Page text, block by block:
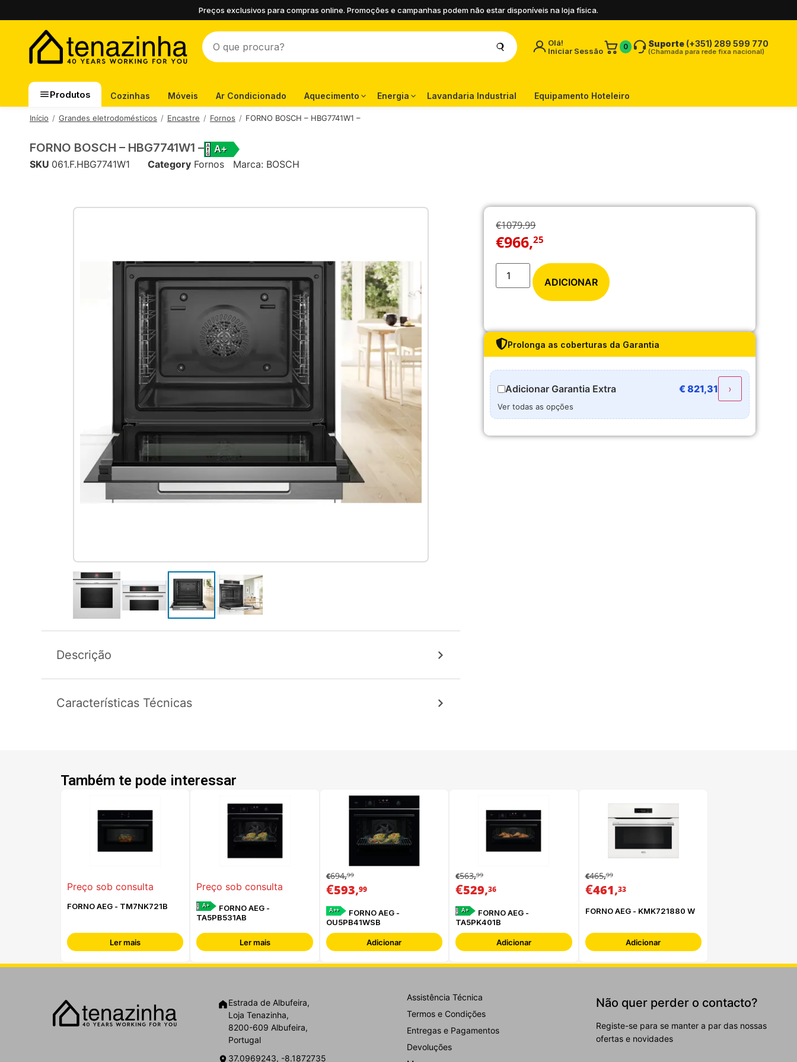
Preços exclusivos para compras online. Promoções e campanhas podem não estar disponíveis na loja física.
Olá!
Iniciar Sessão
0 Suporte (+351) 289 599 770
(Chamada para rede fixa nacional)
Produtos Cozinhas Móveis Ar Condicionado Aquecimento Energia Lavandaria Industrial Equipamento Hoteleiro
Início Grandes eletrodomésticos Encastre Fornos FORNO BOSCH – HBG7741W1 –
FORNO BOSCH – HBG7741W1 – A+
SKU 061.F.HBG7741W1 Category Fornos Marca: BOSCH
Descrição
Características Técnicas
€1079.99
€966,25
ADICIONAR
Prolonga as coberturas da Garantia
Adicionar Garantia Extra € 821,31 ›
Ver todas as opções
Também te pode interessar
Preço sob consulta
FORNO AEG - TM7NK721B
Ler mais
Preço sob consulta
A+
FORNO AEG -
TA5PB531AB
Ler mais
€694,99
€593,99
A++
FORNO AEG -
OU5PB41WSB
Adicionar
€563,99
€529,36
A+
FORNO AEG -
TA5PK401B
Adicionar
€465,99
€461,33
FORNO AEG - KMK721880 W
Adicionar
Estrada de Albufeira,
Loja Tenazinha,
8200-609 Albufeira,
Portugal
37.0969243, -8.1872735
Assistência Técnica
Termos e Condições
Entregas e Pagamentos
Devoluções
Não quer perder o contacto?
Registe-se para se manter a par das nossas
ofertas e novidades